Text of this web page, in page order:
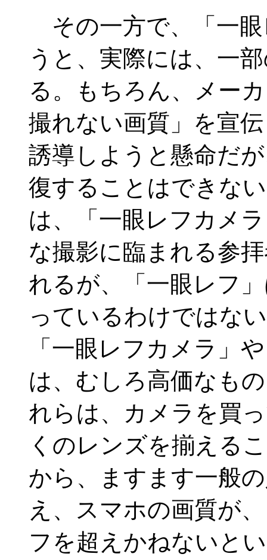
その一方で、「一
うと、実際には、一
る。もちろん、メー
撮れない画質」を宣
誘導しようと懸命だ
復することはできな
は、「一眼レフカメ
な撮影に臨まれる参
れるが、「一眼レフ
っているわけではな
「一眼レフカメラ」
は、むしろ高価なも
れらは、カメラを買
くのレンズを揃える
から、ますます一般
え、スマホの画質が
フを超えかねないと